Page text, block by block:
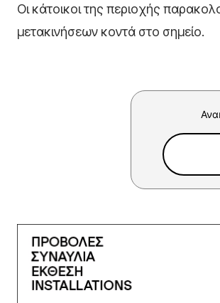
Οι κάτοικοι της περιοχής
μετακινήσεων κοντά στο σημείο.